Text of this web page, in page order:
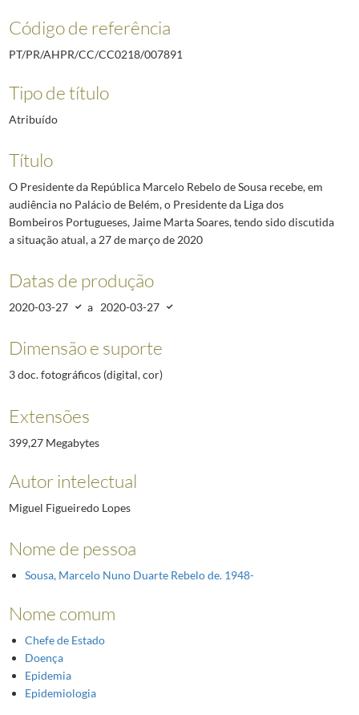
Código de referência
PT/PR/AHPR/CC/CC0218/007891
Tipo de título
Atribuído
Título
O Presidente da República Marcelo Rebelo de Sousa recebe, em
audiência no Palácio de Belém, o Presidente da Liga dos
Bombeiros Portugueses, Jaime Marta Soares, tendo sido discutida
a situação atual, a 27 de março de 2020
Datas de produção
2020-03-27 a 2020-03-27
Dimensão e suporte
3 doc. fotográficos (digital, cor)
Extensões
399,27 Megabytes
Autor intelectual
Miguel Figueiredo Lopes
Nome de pessoa
Sousa, Marcelo Nuno Duarte Rebelo de. 1948-
Nome comum
Chefe de Estado
Doença
Epidemia
Epidemiologia